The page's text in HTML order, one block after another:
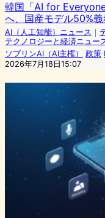
韓国「AI for
へ、国産モデル50%
AI（人工知能）ニュース ｜
テクノロジーと経済ニュー
ソブリンAI（AI主権）
政策
2026年7月18日15:07